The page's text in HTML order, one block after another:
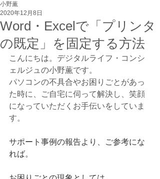
Word・Excelで「プリンタ
の既定」を固定する方法
小野薫
2020年12月8日
こんにちは。デジタルライフ・コンシ
ェルジュの小野薫です。
パソコンの不具合やお困りごとがあっ
た時に、ご自宅に伺って解決し、笑顔
になっていただくお手伝いをしていま
す。
サポート事例の報告より、ご参考にな
れば。